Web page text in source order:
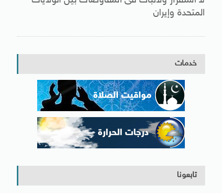
المتحدة وإيران
خدمات
تابعونا